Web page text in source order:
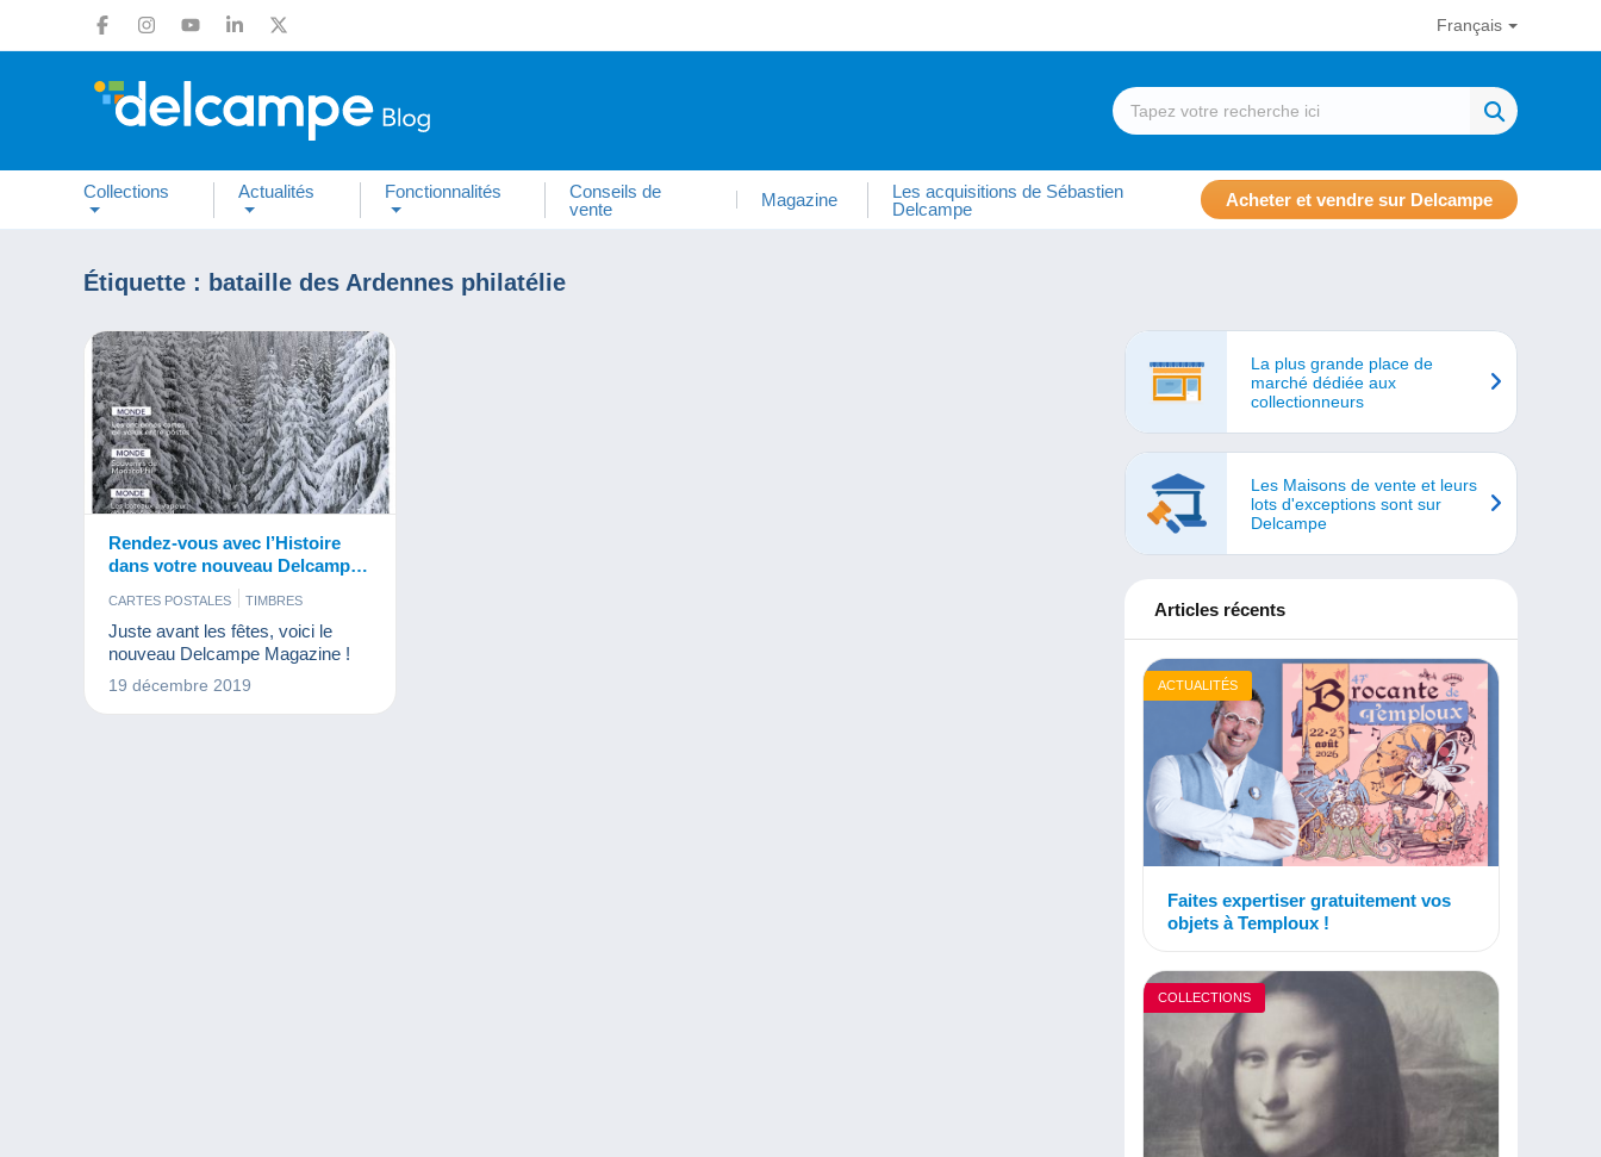
Français
Collections Actualités Fonctionnalités
Conseils de
vente
Magazine
Les acquisitions de Sébastien
Delcampe
Acheter et vendre sur Delcampe
Étiquette : bataille des Ardennes philatélie
Rendez-vous avec l’Histoire
dans votre nouveau Delcampe
CARTES POSTALES TIMBRES
Juste avant les fêtes, voici le
nouveau Delcampe Magazine !
19 décembre 2019
La plus grande place de
marché dédiée aux
collectionneurs
Les Maisons de vente et leurs
lots d'exceptions sont sur
Delcampe
Articles récents
ACTUALITÉS
Faites expertiser gratuitement vos
objets à Temploux !
COLLECTIONS